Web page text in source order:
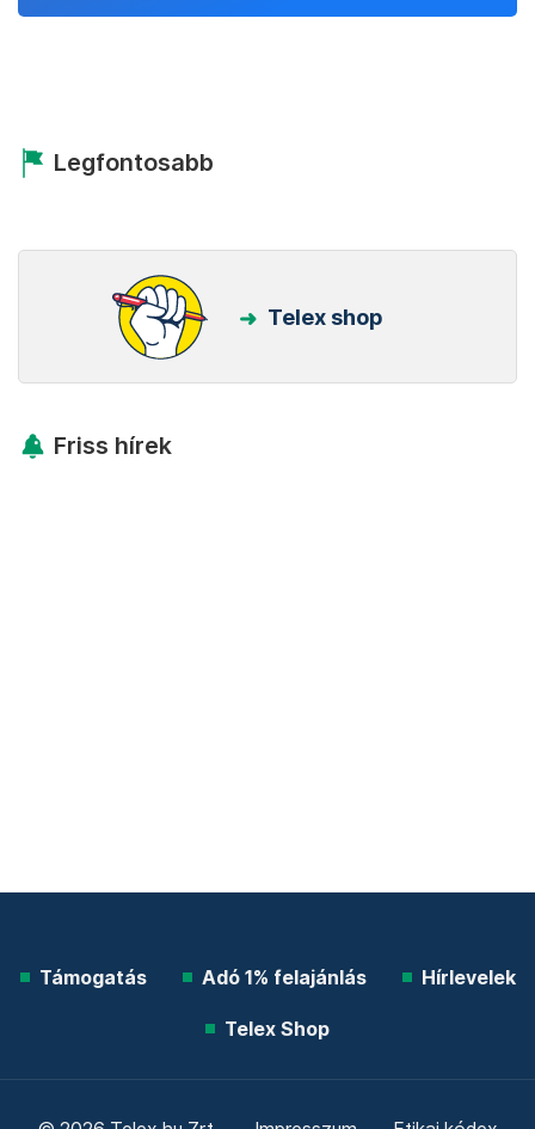
Legfontosabb
Telex shop
Friss hírek
Támogatás Adó 1% felajánlás Hírlevelek
Telex Shop